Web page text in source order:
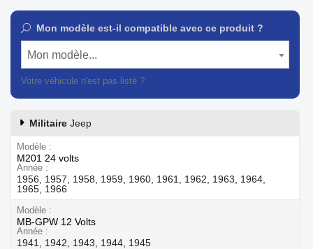
Mon modèle est-il compatible avec ce produit ?
Mon modèle...
Votre véhicule n'est pas listé ?
Militaire Jeep
Modèle
M201 24 volts
Année
1956, 1957, 1958, 1959, 1960, 1961, 1962, 1963, 1964,
1965, 1966
Modèle
MB-GPW 12 Volts
Année
1941, 1942, 1943, 1944, 1945